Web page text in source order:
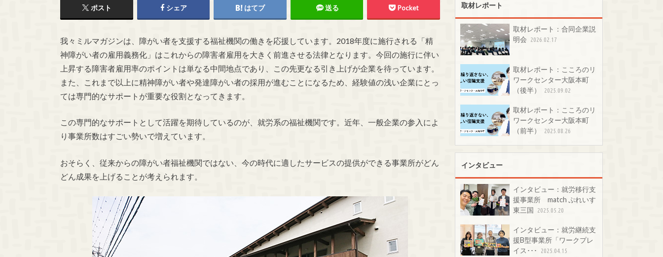
ポスト シェア はてブ 送る Pocket
我々ミルマガジンは、障がい者を支援する福祉機関の働きを応援しています。 2018年度に施行される「精
神障がい者の雇用義務化」はこれからの障害者雇用を大きく前進させる法律となります。今回の施行に伴い
上昇する障害者雇用率のポイントは単なる中間地点であり、この先更なる引き上げが企業を待っています。
また、これまで以上に精神障がい者や発達障がい者の採用が進むことになるため、経験値の浅い企業にとっ
ては専門的なサポートが重要な役割となってきます。
この専門的なサポートとして活躍を期待しているのが、就労系の福祉機関です。近年、一般企業の参入によ
り事業所数はすごい勢いで増えています。
おそらく、従来からの障がい者福祉機関ではない、今の時代に適したサービスの提供ができる事業所がどん
どん成果を上げることが考えられます。
取材レポート
取材レポート：合同企業説
明会
2026.02.17
取材レポート：こころのリ
ワークセンター大阪本町
（後半）
2025.09.02
取材レポート：こころのリ
ワークセンター大阪本町
（前半）
2025.08.26
インタビュー
インタビュー：就労移行支
援事業所 match ぷれいす
東三国
2025.05.20
インタビュー：就労継続支
援B型事業所「ワークプレ
イス･･･
2025.04.15